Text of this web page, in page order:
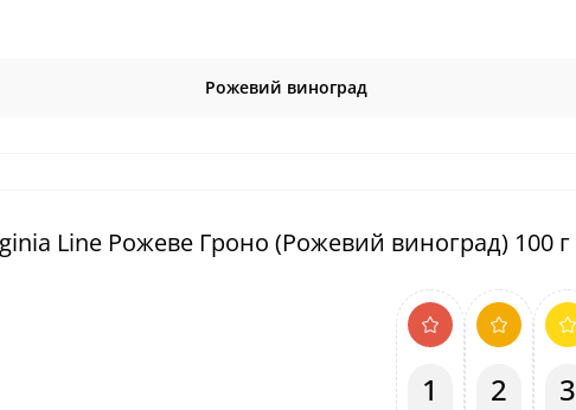
Рожевий виноград
Line Рожеве Гроно (Рожевий виноград) 100 г
1 2 3